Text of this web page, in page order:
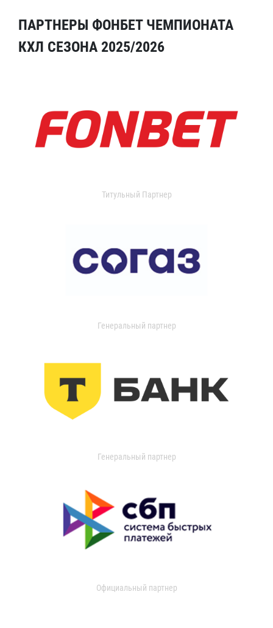
ПАРТНЕРЫ ФОНБЕТ ЧЕМПИОНАТА
КХЛ СЕЗОНА 2025/2026
Титульный Партнер
Генеральный партнер
Генеральный партнер
Официальный партнер